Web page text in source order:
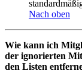
Nach oben
Wie kann ich
der ignorierten
den Listen